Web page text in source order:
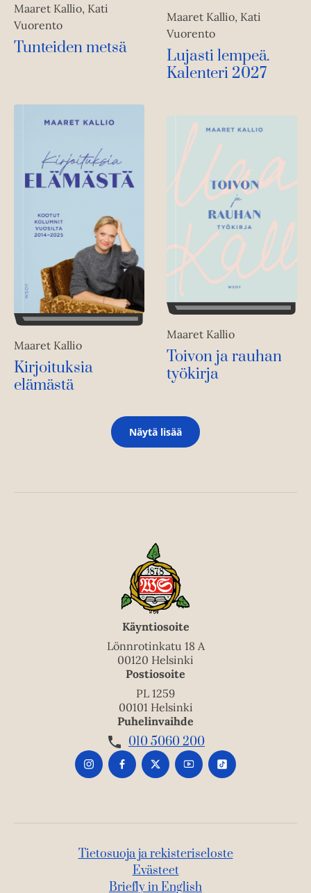
Maaret Kallio, Kati
Vuorento
Tunteiden metsä
Maaret Kallio, Kati
Vuorento
Lujasti lempeä.
Kalenteri 2027
Maaret Kallio
Kirjoituksia
elämästä
Maaret Kallio
Toivon ja rauhan
työkirja
Näytä lisää
Käyntiosoite
Lönnrotinkatu 18 A
00120 Helsinki
Postiosoite
PL 1259
00101 Helsinki
Puhelinvaihde
010 5060 200
Tietosuoja ja rekisteriseloste
Evästeet
Briefly in English